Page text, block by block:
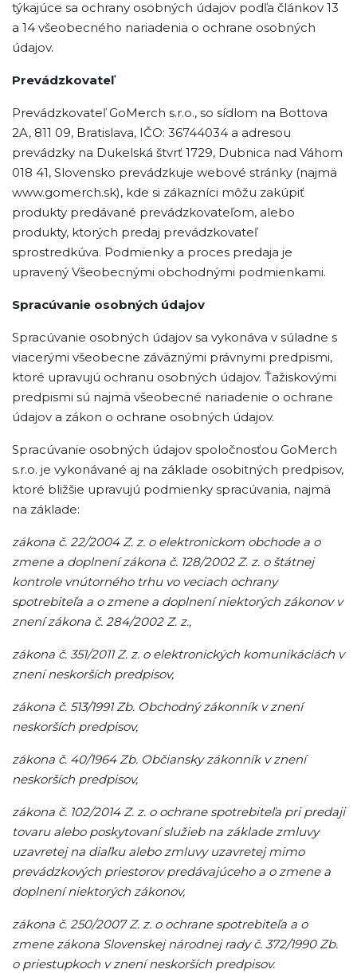
týkajúce sa ochrany osobných údajov podľa článkov 13
a 14 všeobecného nariadenia o ochrane osobných
údajov.
Prevádzkovateľ
Prevádzkovateľ GoMerch s.r.o., so sídlom na Bottova
2A, 811 09, Bratislava, IČO: 36744034 a adresou
prevádzky na Dukelská štvrť 1729, Dubnica nad Váhom
018 41, Slovensko prevádzkuje webové stránky (najmä
www.gomerch.sk), kde si zákazníci môžu zakúpiť
produkty predávané prevádzkovateľom, alebo
produkty, ktorých predaj prevádzkovateľ
sprostredkúva. Podmienky a proces predaja je
upravený Všeobecnými obchodnými podmienkami.
Spracúvanie osobných údajov
Spracúvanie osobných údajov sa vykonáva v súladne s
viacerými všeobecne záväznými právnymi predpismi,
ktoré upravujú ochranu osobných údajov. Ťažiskovými
predpismi sú najmä všeobecné nariadenie o ochrane
údajov a zákon o ochrane osobných údajov.
Spracúvanie osobných údajov spoločnosťou GoMerch
s.r.o. je vykonávané aj na základe osobitných predpisov,
ktoré bližšie upravujú podmienky spracúvania, najmä
na základe:
zákona č. 22/2004 Z. z. o elektronickom obchode a o
zmene a doplnení zákona č. 128/2002 Z. z. o štátnej
kontrole vnútorného trhu vo veciach ochrany
spotrebiteľa a o zmene a doplnení niektorých zákonov v
znení zákona č. 284/2002 Z. z.,
zákona č. 351/2011 Z. z. o elektronických komunikáciách v
znení neskorších predpisov,
zákona č. 513/1991 Zb. Obchodný zákonník v znení
neskorších predpisov,
zákona č. 40/1964 Zb. Občiansky zákonník v znení
neskorších predpisov,
zákona č. 102/2014 Z. z. o ochrane spotrebiteľa pri predaji
tovaru alebo poskytovaní služieb na základe zmluvy
uzavretej na diaľku alebo zmluvy uzavretej mimo
prevádzkových priestorov predávajúceho a o zmene a
doplnení niektorých zákonov,
zákona č. 250/2007 Z. z. o ochrane spotrebiteľa a o
zmene zákona Slovenskej národnej rady č. 372/1990 Zb.
o priestupkoch v znení neskorších predpisov.